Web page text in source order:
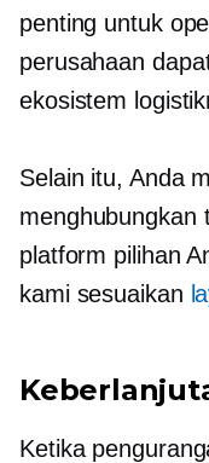
penting untuk
perusahaan
ekosistem
Selain itu, Anda
menghubungkan
platform pilihan
kami sesuaikan
Ketika